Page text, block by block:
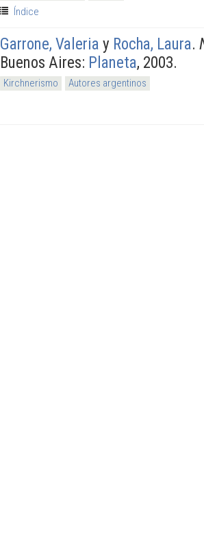
Índice
Garrone, Valeria y Rocha, Laura.
Buenos Aires: Planeta, 2003.
Kirchnerismo Autores argentinos